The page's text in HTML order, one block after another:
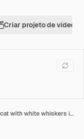
Criar projeto de vídeo
Medium profile view of beautiful tan cat with white whiskers in home office